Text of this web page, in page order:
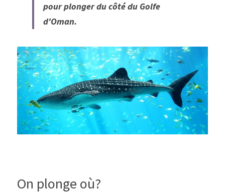
pour plonger du côté du Golfe
d'Oman.
On plonge où?